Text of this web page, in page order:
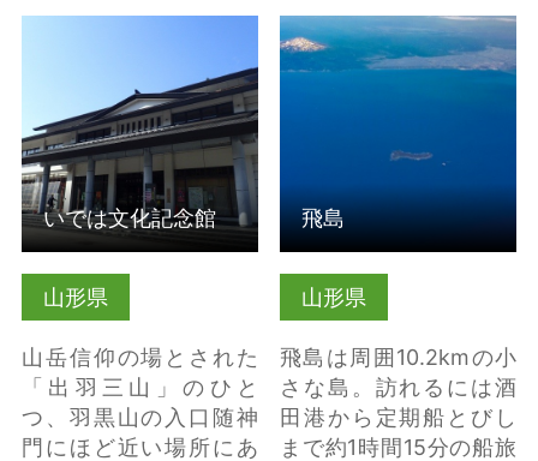
山形県
山岳信仰の場とされた
「出羽三山」のひと
つ、羽黒山の入口随神
門にほど近い場所にあ
いでは文化記念館
山形県
飛島は周囲10.2kmの小
さな島。訪れるには酒
田港から定期船とびし
まで約1時間15分の船旅
詳細はこちら
飛島